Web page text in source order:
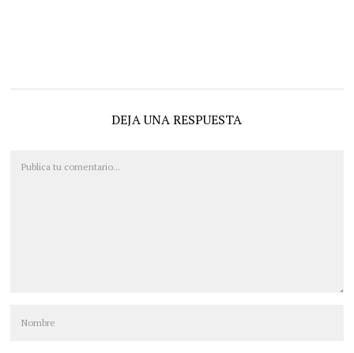
DEJA UNA RESPUESTA